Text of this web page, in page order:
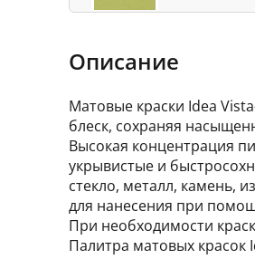
Описание
Матовые краски Idea
блеск, сохраняя
Высокая концентрация
укрывистые и
стекло, металл, камень,
для нанесения при
При необходимости
Палитра матовых красок